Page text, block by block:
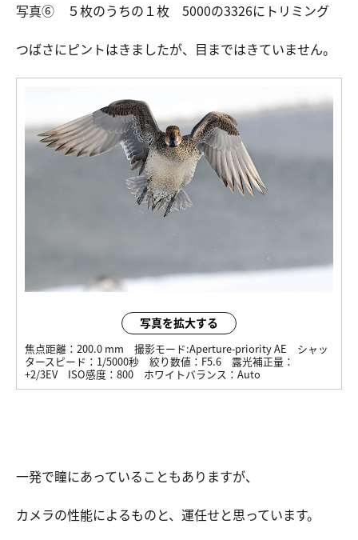
写真⑥ ５枚のうちの１枚 5000の3326にトリミング
つばさにピントはきましたが、目まではきていません。
写真を拡大する
焦点距離： 200.0 mm 撮影モード:Aperture-priority AE
シャッ
タースピード： 1/5000秒 絞り数値： F5.6
露光補正量：
+2/3EV
ISO感度： 800 ホワイトバランス： Auto
一発で瞳にあっていることもありますが、
カメラの性能によるものと、運任せと思っています。